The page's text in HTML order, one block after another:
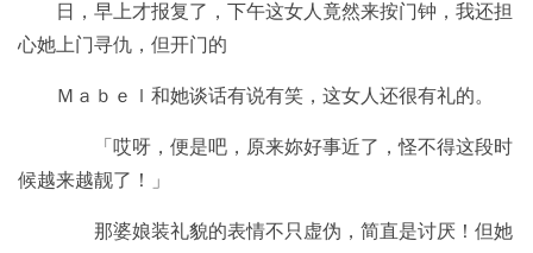
日，早上才报复了，下午这女人竟然来按门钟，我还担
心她上门寻仇，但开门的
Ｍａｂｅｌ和她谈话有说有笑，这女人还很有礼的。
「哎呀，便是吧，原来妳好事近了，怪不得这段时
候越来越靓了！」
那婆娘装礼貌的表情不只虚伪，简直是讨厌！但她